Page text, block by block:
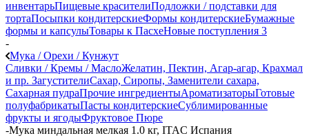
инвентарьПищевые красителиПодложки / подставки для
тортаПосыпки кондитерскиеФормы кондитерскиеБумажные
формы и капсулыТовары к ПасхеНовые поступления 3
-
Мука / Орехи / Кунжут
Сливки / Кремы / МаслоЖелатин, Пектин, Агар-агар, Крахмал
и пр. ЗагустителиСахар, Сиропы, Заменители сахара,
Сахарная пудраПрочие ингредиентыАроматизаторыГотовые
полуфабрикатыПасты кондитерскиеСублимированные
фрукты и ягодыФруктовое Пюре
-Мука миндальная мелкая 1.0 кг, ITAC Испания